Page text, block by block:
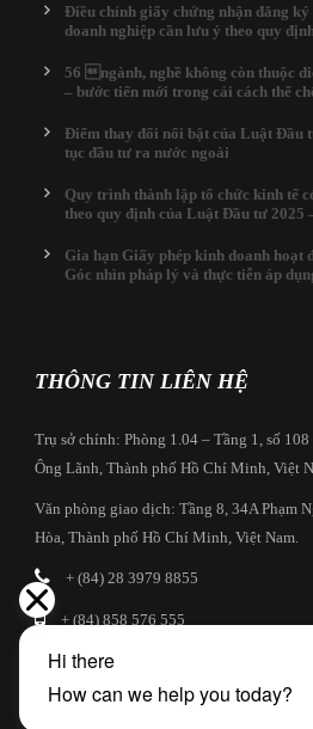
Điều chỉnh giấy chứng nhận đăng
doanh nghiệp cần lưu ý theo quy
56 ngành, nghề không còn thuộc
– bước tiến mới trong cải cách thể
Điểm thay đổi nổi bật của Luật Đầu
tục đầu tư ra nước ngoài
Quy trình thành lập tổ chức kinh tế
theo quy định của Luật Đầu tư 2025
Gia hạn Giấy phép kinh doanh hoạt
Góc nhìn pháp lý và thực tiễn áp
THÔNG TIN LIÊN HỆ
Trụ sở chính: Phòng 1.04 – Tầng 1, số
Ông Lãnh, Thành phố Hồ Chí Minh, Việt
Văn phòng giao dịch: Tầng 8, 34A Phạm
Hòa, Thành phố Hồ Chí Minh, Việt Nam.
+ (84) 28 3979 8855
+ (84) 858 576 555
info@cbilaw.vn
Hồ sơ công ty